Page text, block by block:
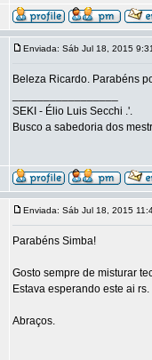
Enviada: Sáb Jul 18, 2015
Beleza Ricardo. Parabéns
SEKI - Élio Luis Secchi .'.
Busco a sabedoria dos
Enviada: Sáb Jul 18, 2015
Parabéns Simba!
Gosto sempre de misturar
Estava esperando este ai rs.
Abraços.